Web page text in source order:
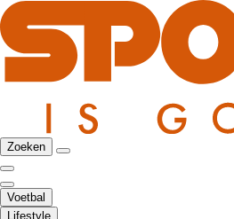
Zoeken
Voetbal
Lifestyle